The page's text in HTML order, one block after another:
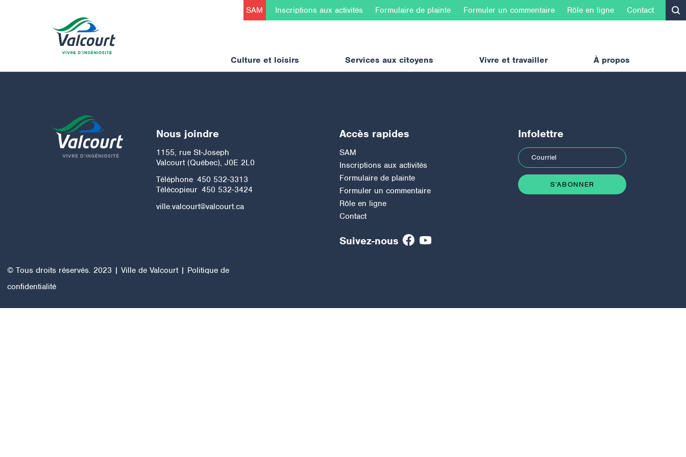
Culture et loisirs Services aux citoyens Vivre et travailler À propos
SAM Inscriptions aux activités Formulaire de plainte Formuler un commentaire Rôle en ligne Contact
Nous joindre
1155, rue St-Joseph
Valcourt (Québec), J0E 2L0
Téléphone 450 532-3313
Télécopieur 450 532-3424
ville.valcourt@valcourt.ca
Accès rapides
SAM
Inscriptions aux activités
Formulaire de plainte
Formuler un commentaire
Rôle en ligne
Contact
Suivez-nous
Infolettre
© Tous droits réservés. 2023 | Ville de Valcourt | Politique de
confidentialité